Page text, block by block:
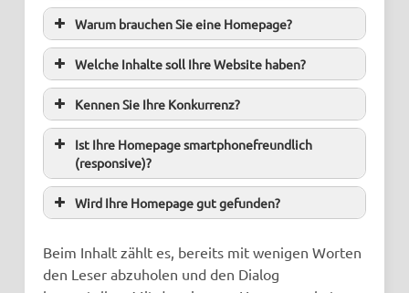
Warum brauchen Sie eine Homepage?
Welche Inhalte soll Ihre Website haben?
Kennen Sie Ihre Konkurrenz?
Ist Ihre Homepage smartphonefreundlich
(responsive)?
Wird Ihre Homepage gut gefunden?
Beim Inhalt zählt es, bereits mit wenigen Worten
den Leser abzuholen und den Dialog